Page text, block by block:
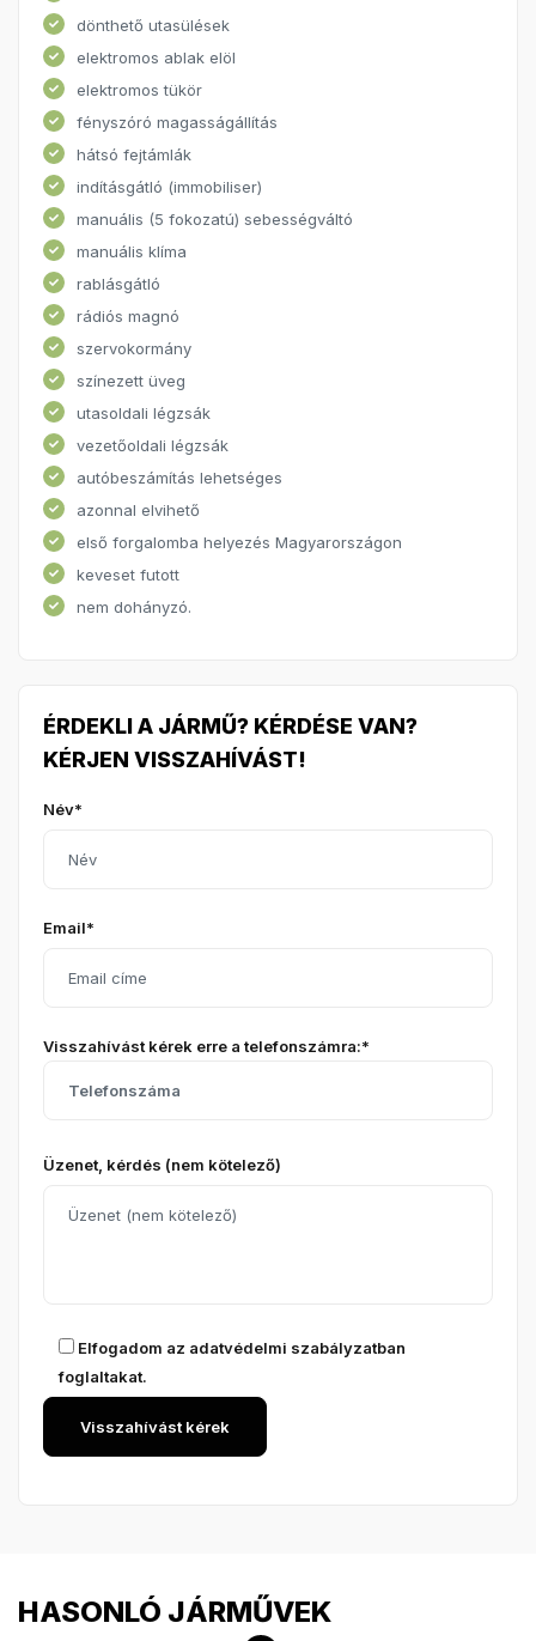
dönthető utasülések
elektromos ablak elöl
elektromos tükör
fényszóró magasságállítás
hátsó fejtámlák
indításgátló (immobiliser)
manuális (5 fokozatú) sebességváltó
manuális klíma
rablásgátló
rádiós magnó
szervokormány
színezett üveg
utasoldali légzsák
vezetőoldali légzsák
autóbeszámítás lehetséges
azonnal elvihető
első forgalomba helyezés Magyarországon
keveset futott
nem dohányzó.
ÉRDEKLI A JÁRMŰ? KÉRDÉSE VAN?
KÉRJEN VISSZAHÍVÁST!
Név*
Email*
Visszahívást kérek erre a telefonszámra:*
Üzenet, kérdés (nem kötelező)
Elfogadom az adatvédelmi szabályzatban
foglaltakat.
HASONLÓ JÁRMŰVEK